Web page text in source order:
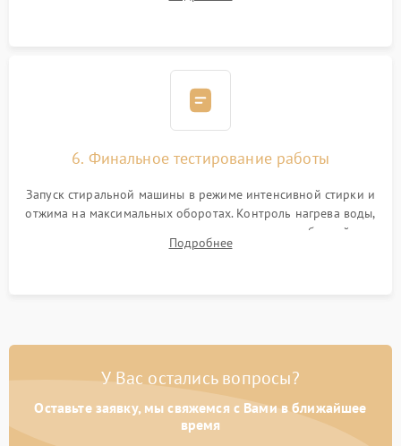
6. Финальное тестирование работы
Запуск стиральной машины в режиме интенсивной стирки и
отжима на максимальных оборотах. Контроль нагрева воды,
корректности слива, отсутствия излишних вибраций,
посторонних стуков и протечек под корпусом.
Подробнее
У Вас остались вопросы?
Оставьте заявку, мы свяжемся с Вами в ближайшее
время